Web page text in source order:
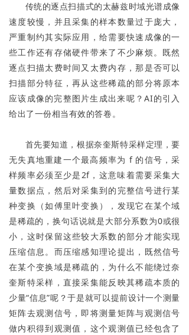
传统的逐点扫描式的太赫兹时域光谱成像
速度较慢，并且采集的样本数量过于庞大，
严重制约其实际应用，给需要快速成像的一
些工作还有存储硬件带来了不少麻烦。既然
逐点扫描太费时间又太费内存，那是否可以
扫描部分特征，再从这些稀疏的部分将原本
应该成像的完整图片生成出来呢？AI的引入
给出了一份相当有效的答卷。
首先要知道，根据奈奎斯特采样定理，要
无失真地重建一个最高频率为 f 的信号，采
样频率必须至少是2f，这意味着需要采集大
量数据点，然后对采集到的完整信号进行某
种变换（如傅里叶变换），发现它在某个域
是稀疏的，换句话说就是大部分系数为0或很
小，这时保留这些较大系数的部分才能实现
压缩信息。而压缩感知理论提出，既然信号
在某个变换域是稀疏的，为什么不能绕过奈
奎斯特采样，直接采集能反映其稀疏本质的
少量“信息”呢？于是就可以提前设计一个测量
矩阵去观测信号，即将测量矩阵与观测信号
做内积得到观测值，这个观测值已经包含了